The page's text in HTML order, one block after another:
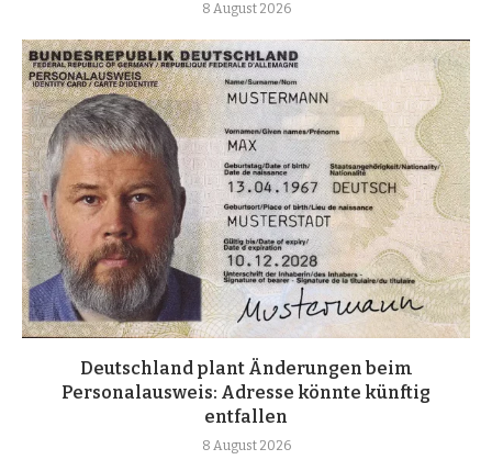
8 August 2026
Deutschland plant Änderungen beim
Personalausweis: Adresse könnte künftig
entfallen
8 August 2026